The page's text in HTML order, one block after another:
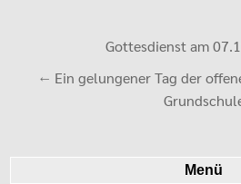
Beitrags-
Navigation
Gottesdienst am
← Ein gelungener Tag der
Menü